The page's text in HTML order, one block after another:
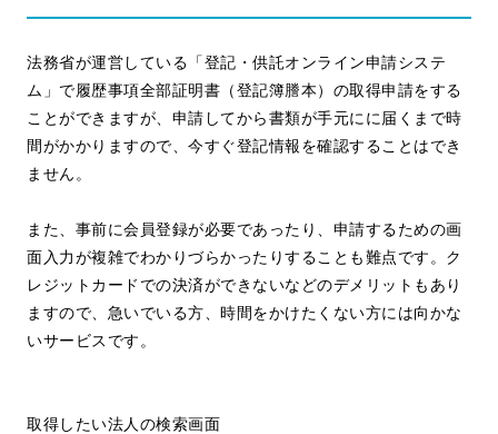
法務省が運営している「登記・供託オンライン申請システ
ム」で履歴事項全部証明書（登記簿謄本）の取得申請をする
ことができますが、申請してから書類が手元にに届くまで時
間がかかりますので、今すぐ登記情報を確認することはでき
ません。
また、事前に会員登録が必要であったり、申請するための画
面入力が複雑でわかりづらかったりすることも難点です。ク
レジットカードでの決済ができないなどのデメリットもあり
ますので、急いでいる方、時間をかけたくない方には向かな
いサービスです。
取得したい法人の検索画面